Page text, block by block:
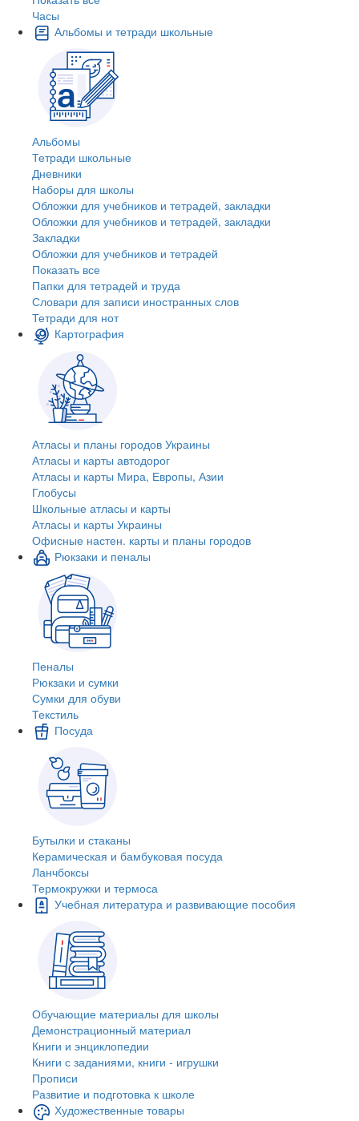
Часы
Альбомы и тетради школьные
Альбомы
Тетради школьные
Дневники
Наборы для школы
Обложки для учебников и тетрадей, закладки
Обложки для учебников и тетрадей, закладки
Закладки
Обложки для учебников и тетрадей
Показать все
Папки для тетрадей и труда
Словари для записи иностранных слов
Тетради для нот
Картография
Атласы и планы городов Украины
Атласы и карты автодорог
Атласы и карты Мира, Европы, Азии
Глобусы
Школьные атласы и карты
Атласы и карты Украины
Офисные настен. карты и планы городов
Рюкзаки и пеналы
Пеналы
Рюкзаки и сумки
Сумки для обуви
Текстиль
Посуда
Бутылки и стаканы
Керамическая и бамбуковая посуда
Ланчбоксы
Термокружки и термоса
Учебная литература и развивающие пособия
Обучающие материалы для школы
Демонстрационный материал
Книги и энциклопедии
Книги с заданиями, книги - игрушки
Прописи
Развитие и подготовка к школе
Художественные товары